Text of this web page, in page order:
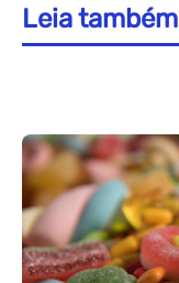
Leia também